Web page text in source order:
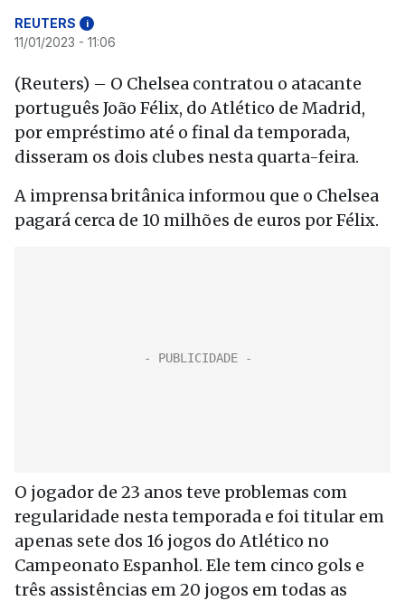
REUTERS i
11/01/2023 - 11:06
(Reuters) – O Chelsea contratou o atacante
português João Félix, do Atlético de Madrid,
por empréstimo até o final da temporada,
disseram os dois clubes nesta quarta-feira.
A imprensa britânica informou que o Chelsea
pagará cerca de 10 milhões de euros por Félix.
O jogador de 23 anos teve problemas com
regularidade nesta temporada e foi titular em
apenas sete dos 16 jogos do Atlético no
Campeonato Espanhol. Ele tem cinco gols e
três assistências em 20 jogos em todas as